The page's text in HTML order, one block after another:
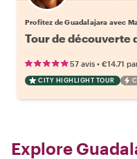
Profitez de Guadalajara avec
Tour de découverte
57 avis • €14.71
CITY HIGHLIGHT TOUR
Explore